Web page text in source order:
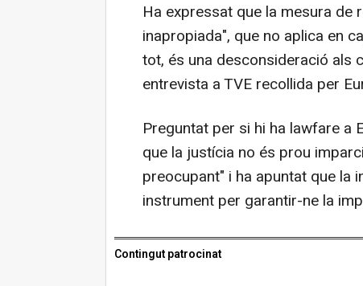
Ha expressat que la mesura de
inapropiada", que no aplica en
tot, és una desconsideració als
entrevista a TVE recollida per
Preguntat per si hi ha lawfare a
que la justícia no és prou
preocupant" i ha apuntat que la
instrument per garantir-ne la
Contingut patrocinat